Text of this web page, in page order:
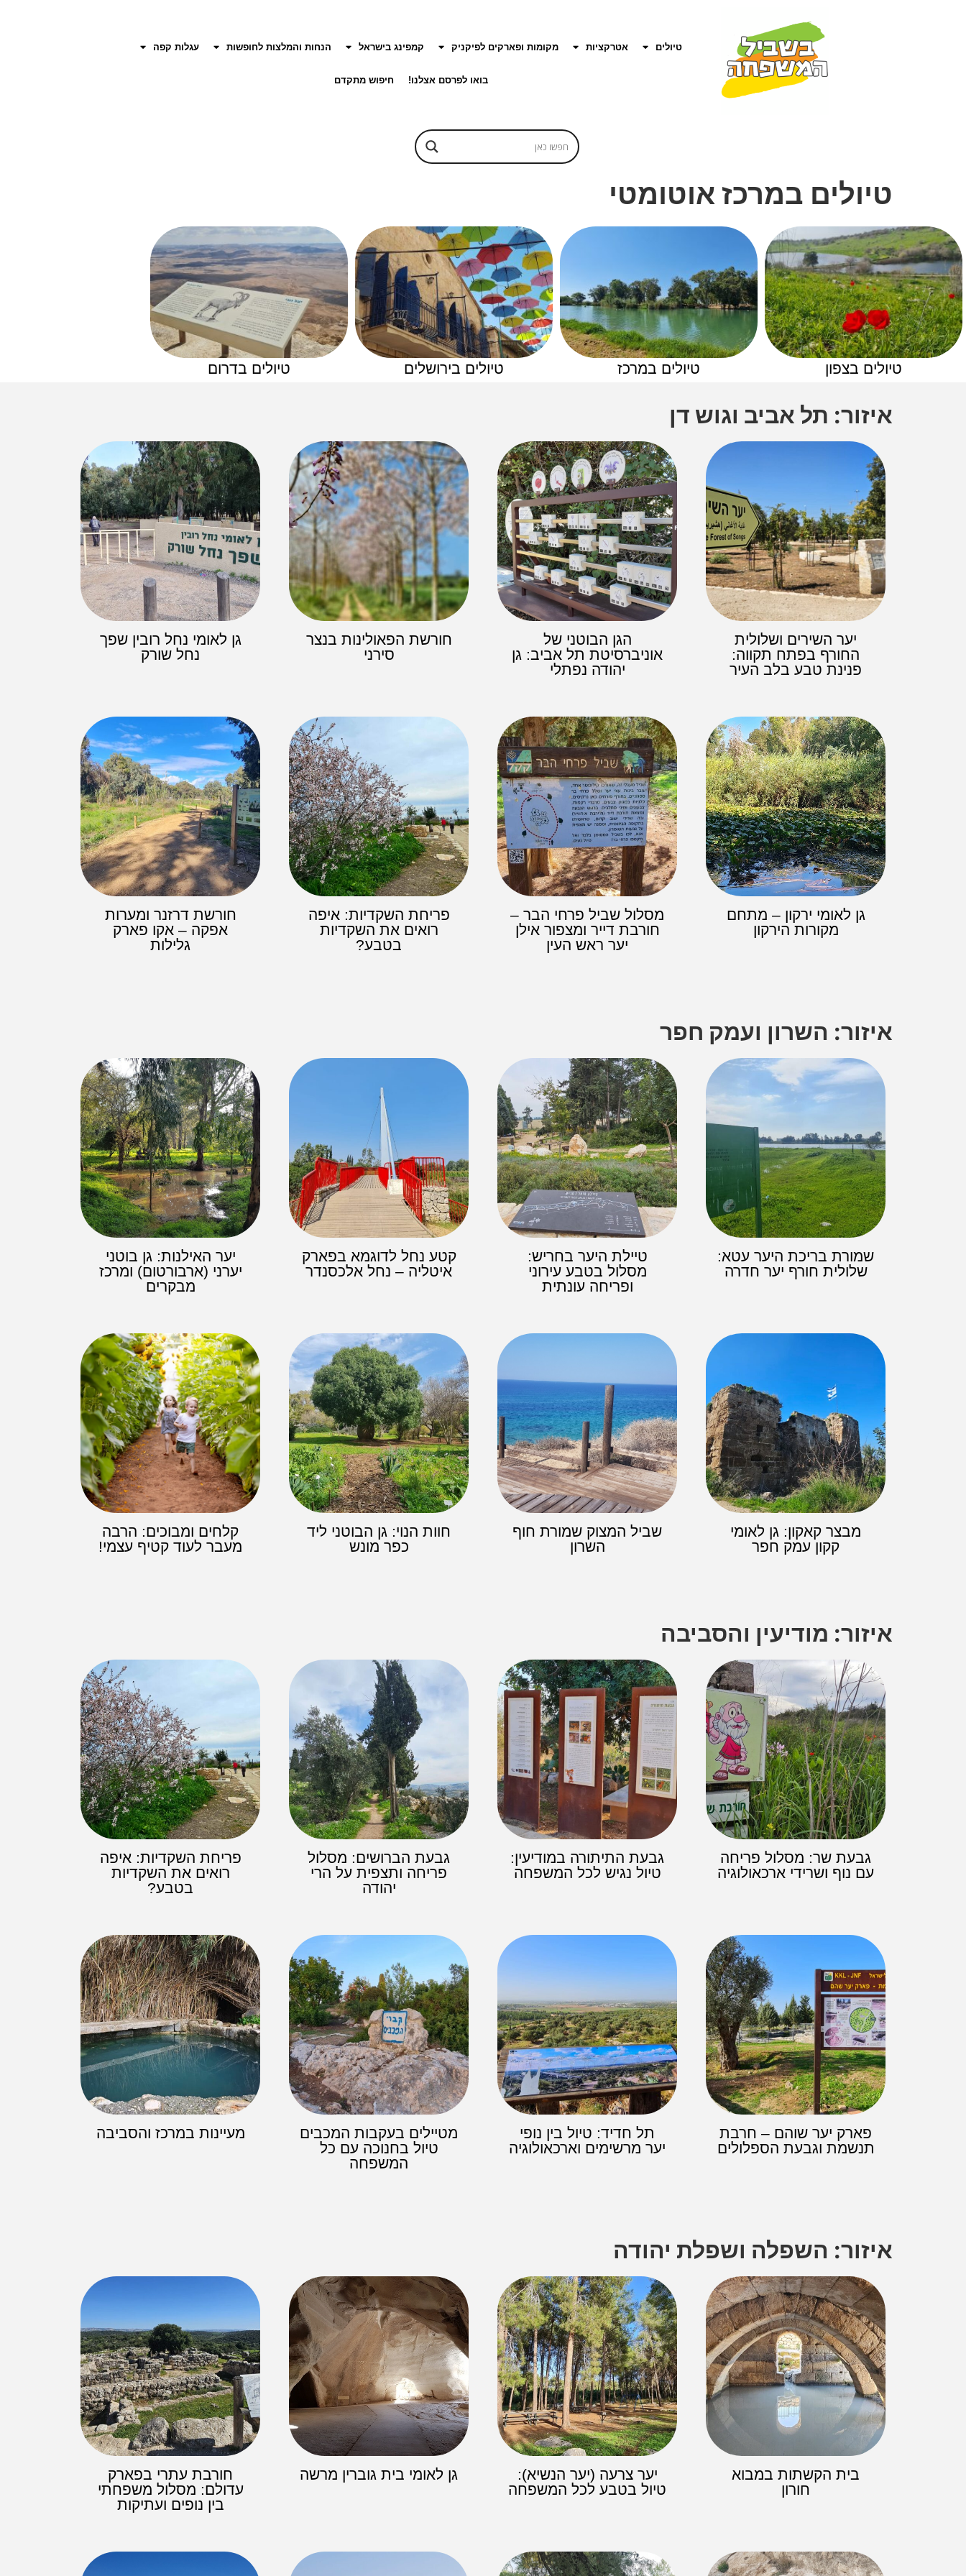
טיולים אטרקציות מקומות ופארקים לפיקניק קמפינג בישראל הנחות והמלצות לחופשות עגלות קפה
בואו לפרסם אצלנו! חיפוש מתקדם
טיולים במרכז אוטומטי
טיולים בצפון טיולים במרכז טיולים בירושלים טיולים בדרום
איזור: תל אביב וגוש דן
יער השירים ושלולית
החורף בפתח תקווה:
פנינת טבע בלב העיר
הגן הבוטני של
אוניברסיטת תל אביב: גן
יהודה נפתלי
חורשת הפאולינות בנצר
סירני
גן לאומי נחל רובין שפך
נחל שורק
גן לאומי ירקון – מתחם
מקורות הירקון
מסלול שביל פרחי הבר –
חורבת דייר ומצפור אילן
יער ראש העין
פריחת השקדיות: איפה
רואים את השקדיות
בטבע?
חורשת דרזנר ומערות
אפקה – אקו פארק
גלילות
איזור: השרון ועמק חפר
שמורת בריכת היער עטא:
שלולית חורף יער חדרה
טיילת היער בחריש:
מסלול בטבע עירוני
ופריחה עונתית
קטע נחל לדוגמא בפארק
איטליה – נחל אלכסנדר
יער האילנות: גן בוטני
יערני (ארבורטום) ומרכז
מבקרים
מבצר קאקון: גן לאומי
קקון עמק חפר
שביל המצוק שמורת חוף
השרון
חוות הנוי: גן הבוטני ליד
כפר מונש
קלחים ומבוכים: הרבה
מעבר לעוד קטיף עצמי!
איזור: מודיעין והסביבה
גבעת שר: מסלול פריחה
עם נוף ושרידי ארכאולוגיה
גבעת התיתורה במודיעין:
טיול נגיש לכל המשפחה
גבעת הברושים: מסלול
פריחה ותצפית על הרי
יהודה
פריחת השקדיות: איפה
רואים את השקדיות
בטבע?
פארק יער שוהם – חרבת
תנשמת וגבעת הספלולים
תל חדיד: טיול בין נופי
יער מרשימים וארכאולוגיה
מטיילים בעקבות המכבים
טיול בחנוכה עם כל
המשפחה
מעיינות במרכז והסביבה
איזור: השפלה ושפלת יהודה
בית הקשתות במבוא
חורון
יער צרעה (יער הנשיא):
טיול בטבע לכל המשפחה
גן לאומי בית גוברין מרשה
חורבת עתרי בפארק
עדולם: מסלול משפחתי
בין נופים ועתיקות